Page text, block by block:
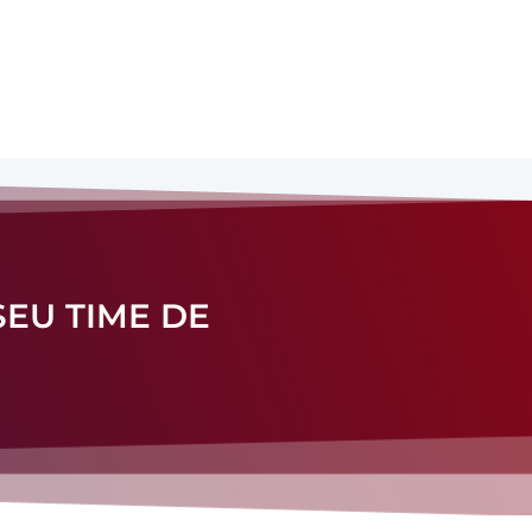
TIME DE